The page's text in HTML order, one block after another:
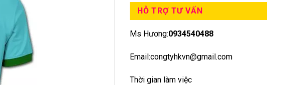
HỖ TRỢ TƯ VẤN
Ms Hương:0934540488
Email:congtyhkvn@gmail.com
Thời gian làm việc